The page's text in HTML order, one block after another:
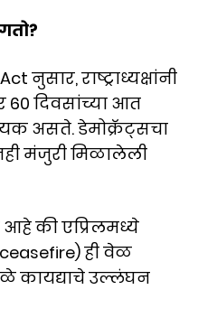
नुसार, राष्ट्राध्यक्षांनी
60 दिवसांच्या आत
असते. डेमोक्रॅट्सचा
मंजुरी मिळालेली
आहे की एप्रिलमध्ये
ही वेळ
कायद्याचे उल्लंघन